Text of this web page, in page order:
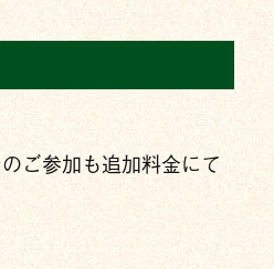
参加も追加料金にて